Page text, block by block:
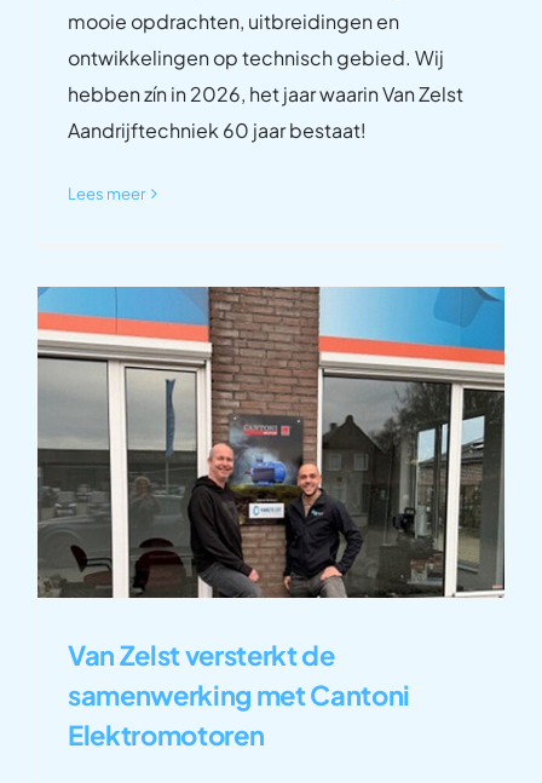
mooie opdrachten, uitbreidingen en
ontwikkelingen op technisch gebied. Wij
hebben zín in 2026, het jaar waarin Van Zelst
Aandrijftechniek 60 jaar bestaat!
Lees meer
Van Zelst versterkt de
samenwerking met Cantoni
Elektromotoren